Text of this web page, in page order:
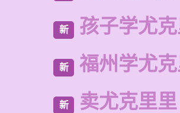
新 孩子学尤
新 福州学尤
新 卖尤克里